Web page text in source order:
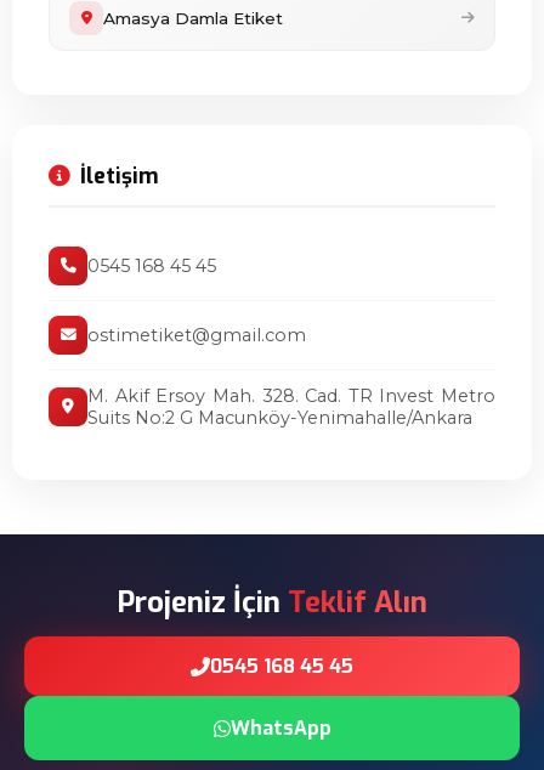
Amasya Damla Etiket
İletişim
0545 168 45 45
ostimetiket@gmail.com
M. Akif Ersoy Mah. 328. Cad. TR Invest Metro
Suits No:2 G Macunköy-Yenimahalle/Ankara
Projeniz İçin Teklif Alın
0545 168 45 45
WhatsApp